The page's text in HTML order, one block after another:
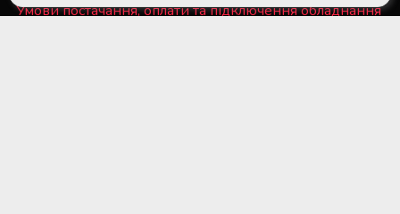
Умови постачання, оплати та підключення обладнання